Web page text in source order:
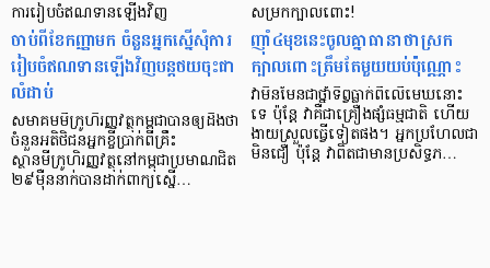
ការរៀបចំឥណទាន​ឡើងវិញ
ចាប់ពីខែកញ្ញាមក ចំនួនអ្នកស្នើសុំការ
រៀបចំឥណទានឡើងវិញបន្តថយចុះជា
លំដាប់
សមាគមមីក្រូហិរញ្ញវត្ថុកម្ពុជាបានឲ្យដឹងថា
ចំនួនអតិថិជនអ្នកខ្ចីប្រាក់ពីគ្រឹះ
ស្ថានមីក្រូហិរញ្ញវត្ថុនៅកម្ពុជាប្រមាណជិត
២៩ម៉ឺននាក់បានដាក់ពាក្យស្នើ…
សម្រក​ក្បាល​ពោះ!
ញ៉ាំ​៤​មុខ​នេះ​ចូល​គ្នា​ធានា​ថា​ស្រក​
ក្បាល​ពោះ​ត្រឹម​តែ​មួយ​យប់​ប៉ុណ្ណោះ
វាមិនមែនជាថ្នាំទិព្វធ្លាក់ពីលើមេឃនោះ
ទេ ប៉ុន្តែ វាគឺជាគ្រឿងផ្សំធម្មជាតិ ហើយ
ងាយស្រួលធ្វើទៀតផង។ អ្នកប្រហែលជា
មិនជឿ ប៉ុន្តែ វាពិតជាមានប្រសិទ្ធភ…